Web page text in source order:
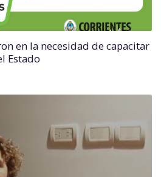
en la necesidad de capacitar
Estado